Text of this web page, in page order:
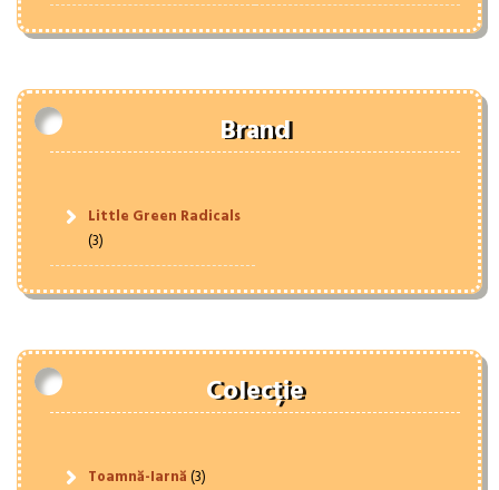
Brand
Little Green Radicals
(3)
Colecție
Toamnă-Iarnă(3)